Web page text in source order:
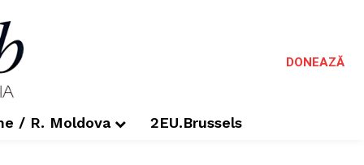
DONEAZĂ
/ R. Moldova 2EU.Brussels